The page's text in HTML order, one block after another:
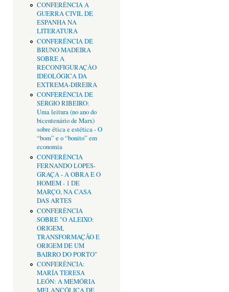
CONFERÊNCIA A
GUERRA CIVIL DE
ESPANHA NA
LITERATURA
CONFERÊNCIA DE
BRUNO MADEIRA
SOBRE A
RECONFIGURAÇÂO
IDEOLÓGICA DA
EXTREMA-DIREIRA
CONFERÊNCIA DE
SÉRGIO RIBEIRO:
Uma leitura (no ano do
bicentenário de Marx)
sobre ética e estética - O
“bom” e o “bonito” em
economia
CONFERÊNCIA
FERNANDO LOPES-
GRAÇA - A OBRA E O
HOMEM - 1 DE
MARÇO, NA CASA
DAS ARTES
CONFERÊNCIA
SOBRE "O ALEIXO:
ORIGEM,
TRANSFORMAÇÃO E
ORIGEM DE UM
BAIRRO DO PORTO"
CONFERÊNCIA:
MARÍA TERESA
LEÓN: A MEMÓRIA
MELANCÓLICA DE